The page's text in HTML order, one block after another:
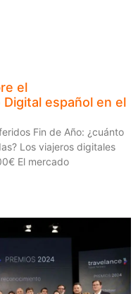
el
español en el
Fin de Año: ¿cuánto
Los viajeros digitales
El mercado